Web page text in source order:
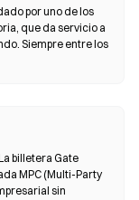
sin intermediarios.
intercambios
ni verificación
selecciona el par
centralizados
de la actividad en
EVM, como
por uno de los
que da servicio a
Siempre entre los
billetera Gate
MPC (Multi-Party
sin